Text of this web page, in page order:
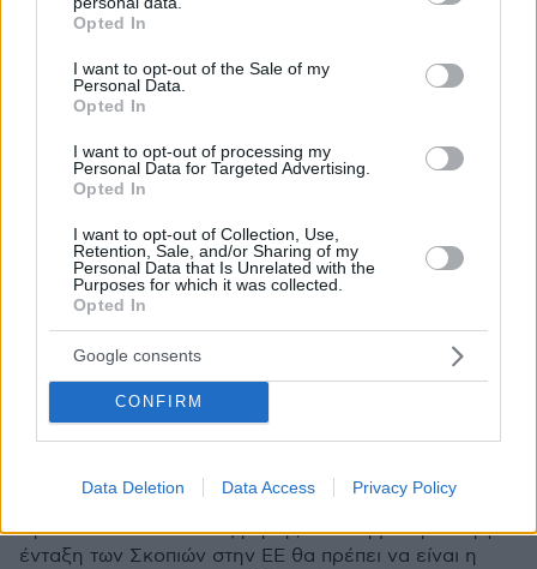
grant or deny consent to Google and its third-party tags to
use your data for below specified purposes in below Google
consent section.
Opted In
I want to opt-out of the Sale of my
Personal Data.
Opted In
I want to opt-out of processing my
Personal Data for Targeted Advertising.
Opted In
I want to opt-out of Collection, Use,
Retention, Sale, and/or Sharing of my
Personal Data that Is Unrelated with the
Purposes for which it was collected.
Opted In
Google consents
CONFIRM
Data Deletion Data Access Privacy Policy
ακρίβεια θα ΔΙΑΛΥΘΕΙ!!Και μάλιστα ΕΝΤΟΣ
καταρρέει!!Το δυστύχημα είναι ότι την πληρώνουν
οι νέες γενιές σε αυτό το κρατίδιο !Καληνύχτα
μεταμορφωμένου σταλινικού ολοκληρωτισμού!!!
που νομίζεις ότι η Ιστορία,η ταυτότητα και ο
σένα ένα τίποτα και έχεις την απαίτηση να
συμφωνούν και όλοι υπόλοιποι μαζί σου!Δεν
παιρνάνε αυτά στην Ελλάδα,αυτά στον πατερούλη
ΣΟΡΟΣ και ΣΤΑΛΙΝ,στην ΚΟΜΙΤΕΡΝ και στην
ΓΚΕΣΤΑΜΠΟ..
ΑΠΑΝΤΗΣΗ
Last
Μήπως και η νομιμότητα της συμφωνίας των
Πρεσπών είναι υπό συζήτηση ; Απλά η μόνη λύση για
ένταξη των Σκοπιών στην ΕΕ θα πρέπει να είναι η